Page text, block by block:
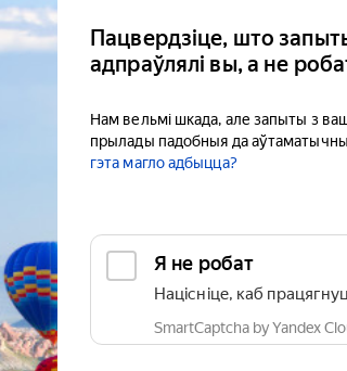
Пацвердзіце, што
адпраўлялі вы, а не
Нам вельмі шкада, але запыты з
прылады падобныя да
гэта магло адбыцца?
Я не робат
Націсніце, каб
SmartCaptcha by Yandex